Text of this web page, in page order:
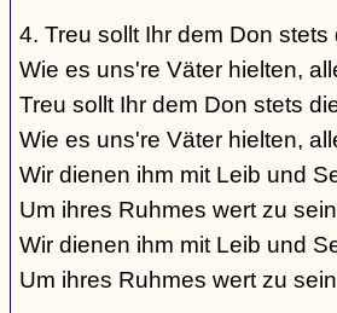
4. Treu sollt Ihr dem Don stets
Wie es uns're Väter hielten,
Treu sollt Ihr dem Don stets
Wie es uns're Väter hielten,
Wir dienen ihm mit Leib und
Um ihres Ruhmes wert zu
Wir dienen ihm mit Leib und
Um ihres Ruhmes wert zu